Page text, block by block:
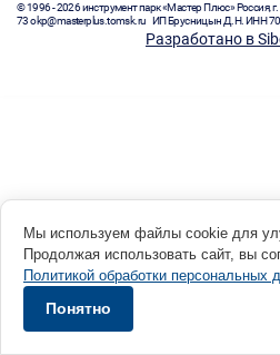
© 1996 - 2026 инструмент парк «Мастер Плюс» Россия,
73 okp@masterplus.tomsk.ru ИП Брусницын Д.Н. ИНН
Разработано в
Мы используем файлы cookie для
Продолжая использовать сайт, вы
Политикой обработки персональных
Понятно